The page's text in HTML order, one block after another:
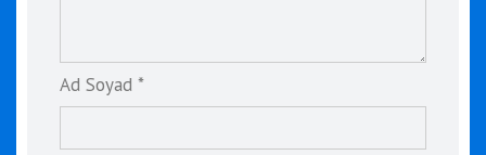
Ad Soyad *